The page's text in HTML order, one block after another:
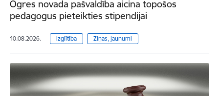
Ogres novada pašvaldība aicina topošos
pedagogus pieteikties stipendijai
10.08.2026. Izglītība Ziņas, jaunumi